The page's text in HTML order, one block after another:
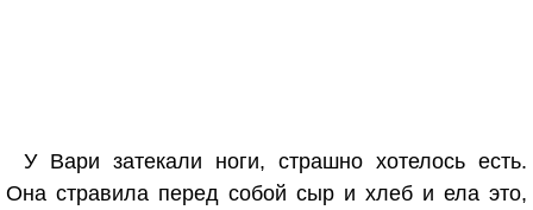
У Вари затекали ноги, страшно хотелось есть.
Она стравила перед собой сыр и хлеб и ела это,